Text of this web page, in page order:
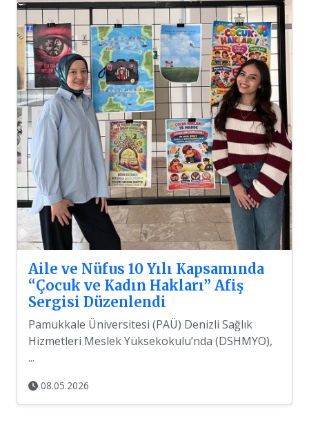
Aile ve Nüfus 10 Yılı Kapsamında
“Çocuk ve Kadın Hakları” Afiş
Sergisi Düzenlendi
Pamukkale Üniversitesi (PAÜ) Denizli Sağlık
Hizmetleri Meslek Yüksekokulu’nda (DSHMYO),
...
08.05.2026